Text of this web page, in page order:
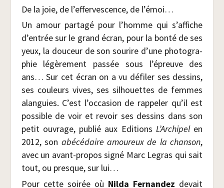
De la joie, de l’effervescence, de l’émoi…
Un amour par­ta­gé pour l’homme qui s’affiche
d’entrée sur le grand écran, pour la bon­té de ses
yeux, la dou­ceur de son sou­rire d’une pho­to­gra­
phie légè­re­ment pas­sée sous l’épreuve des
ans… Sur cet écran on a vu défi­ler ses des­sins,
ses cou­leurs vives, ses sil­houettes de femmes
alan­guies. C’est l’occasion de rap­pe­ler qu’il est
pos­sible de voir et revoir ses des­sins dans son
petit ouvrage, publié aux Edi­tionsL’Archipelen
2012, son abé­cé­daire amou­reux de la chan­son,
avec un avant-pro­pos signé Marc Legras qui sait
tout, ou presque, sur lui…
Pour cette soi­rée où Nil­da Fer­nan­dez devait